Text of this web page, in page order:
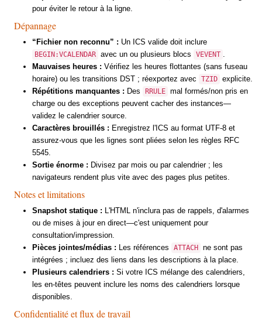
pour éviter le retour à la ligne.
Dépannage
“Fichier non reconnu” : Un ICS valide doit inclure
BEGIN:VCALENDAR avec un ou plusieurs blocs VEVENT .
Mauvaises heures : Vérifiez les heures flottantes (sans fuseau
horaire) ou les transitions DST ; réexportez avec
TZID explicite.
Répétitions manquantes : Des RRULE mal formés/non pris en
charge ou des exceptions peuvent cacher des instances—
validez le calendrier source.
Caractères brouillés : Enregistrez l'ICS au format UTF-8 et
assurez-vous que les lignes sont pliées selon les règles RFC
5545.
Sortie énorme : Divisez par mois ou par calendrier ; les
navigateurs rendent plus vite avec des pages plus petites.
Notes et limitations
Snapshot statique : L'HTML n'inclura pas de rappels, d'alarmes
ou de mises à jour en direct—c'est uniquement pour
consultation/impression.
Pièces jointes/médias : Les références ATTACH
ne sont pas
intégrées ; incluez des liens dans les descriptions à la place.
Plusieurs calendriers : Si votre ICS mélange des calendriers,
les en-têtes peuvent inclure les noms des calendriers lorsque
disponibles.
Confidentialité et flux de travail